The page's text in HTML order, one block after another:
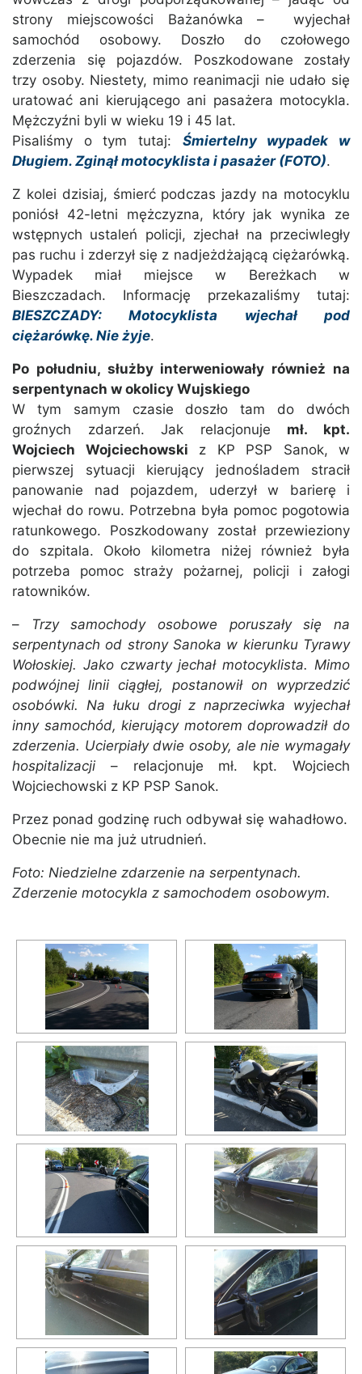
strony miejscowości Bażanówka – wyjechał
samochód osobowy. Doszło do czołowego
zderzenia się pojazdów. Poszkodowane zostały
trzy osoby. Niestety, mimo reanimacji nie udało się
uratować ani kierującego ani pasażera motocykla.
Mężczyźni byli w wieku 19 i 45 lat.
Pisaliśmy o tym tutaj: Śmiertelny wypadek w
Długiem. Zginął motocyklista i pasażer (FOTO).
Z kolei dzisiaj, śmierć podczas jazdy na motocyklu
poniósł 42-letni mężczyzna, który jak wynika ze
wstępnych ustaleń policji, zjechał na przeciwległy
pas ruchu i zderzył się z nadjeżdżającą ciężarówką.
Wypadek miał miejsce w Bereżkach w
Bieszczadach. Informację przekazaliśmy tutaj:
BIESZCZADY: Motocyklista wjechał pod
ciężarówkę. Nie żyje.
Po południu, służby interweniowały również na
serpentynach w okolicy Wujskiego
W tym samym czasie doszło tam do dwóch
groźnych zdarzeń. Jak relacjonuje mł. kpt.
Wojciech Wojciechowski z KP PSP Sanok, w
pierwszej sytuacji kierujący jednośladem stracił
panowanie nad pojazdem, uderzył w barierę i
wjechał do rowu. Potrzebna była pomoc pogotowia
ratunkowego. Poszkodowany został przewieziony
do szpitala. Około kilometra niżej również była
potrzeba pomoc straży pożarnej, policji i załogi
ratowników.
–
Trzy samochody osobowe poruszały się na
serpentynach od strony Sanoka w kierunku Tyrawy
Wołoskiej. Jako czwarty jechał motocyklista. Mimo
podwójnej linii ciągłej, postanowił on wyprzedzić
osobówki. Na łuku drogi z naprzeciwka wyjechał
inny samochód, kierujący motorem doprowadził do
zderzenia. Ucierpiały dwie osoby, ale nie wymagały
hospitalizacji – relacjonuje mł. kpt. Wojciech
Wojciechowski z KP PSP Sanok.
Przez ponad godzinę ruch odbywał się wahadłowo.
Obecnie nie ma już utrudnień.
Foto: Niedzielne zdarzenie na serpentynach.
Zderzenie motocykla z samochodem osobowym.